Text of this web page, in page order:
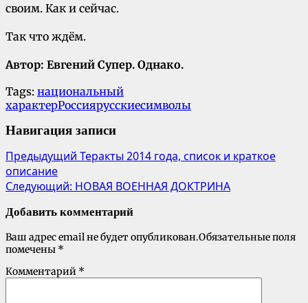
своим. Как и сейчас.
Так что ждём.
Автор: Евгений Супер. Однако.
Tags: национальный
характерРоссиярусскиесимволы
Навигация записи
Предыдущий Теракты 2014 года, список и краткое
описание
Следующий: НОВАЯ ВОЕННАЯ ДОКТРИНА
Добавить комментарий
Ваш адрес email не будет опубликован.Обязательные поля
помечены *
Комментарий *